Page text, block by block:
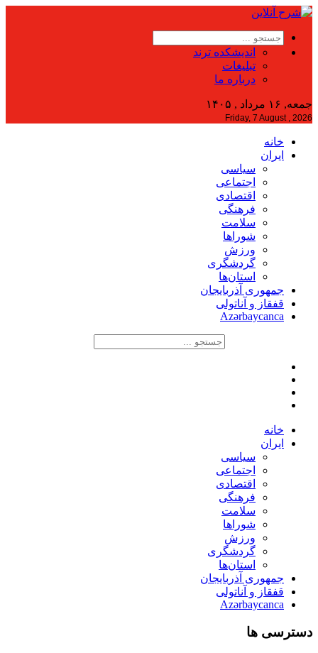
اندیشکده ترند
تبلیغات
درباره ما
جمعه, ۱۶ مرداد , ۱۴۰۵
Friday, 7 August , 2026
خانه
ایران
سیاسی
اجتماعی
اقتصادی
فرهنگی
سلامت
شوراها
ورزش
گردشگری
استان‌ها
جمهوری آذربایجان
قفقاز و آناتولی
Azərbaycanca
خانه
ایران
سیاسی
اجتماعی
اقتصادی
فرهنگی
سلامت
شوراها
ورزش
گردشگری
استان‌ها
جمهوری آذربایجان
قفقاز و آناتولی
Azərbaycanca
دسترسی ها